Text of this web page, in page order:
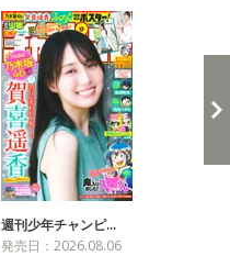
週刊少年チャンピ…
発売日：2026.08.06